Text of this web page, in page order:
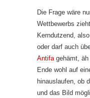
Die Frage wäre
Wettbewerbs
Kerndutzend,
oder darf auch
Antifagehämt, äh
Ende wohl auf
hinauslaufen, ob
und das Bild